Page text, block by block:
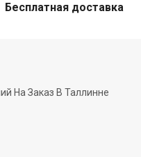
Бесплатная доставка
На Заказ В Таллинне